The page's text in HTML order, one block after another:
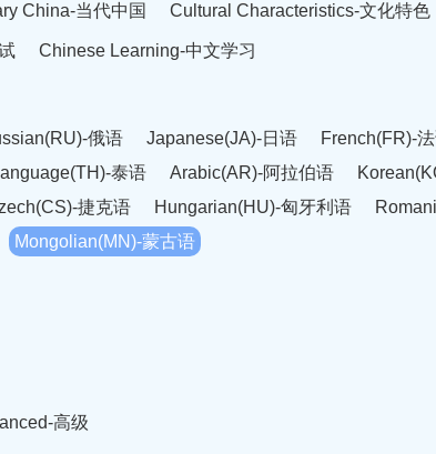
China-当代中国 Cultural Characteristics-文化特色
Chinese Learning-中文学习
俄语 Japanese(JA)-日语
French(FR)-
泰语 Arabic(AR)-阿拉伯语
捷克语 Hungarian(HU)-匈牙利语
Mongolian(MN)-蒙古语
高级